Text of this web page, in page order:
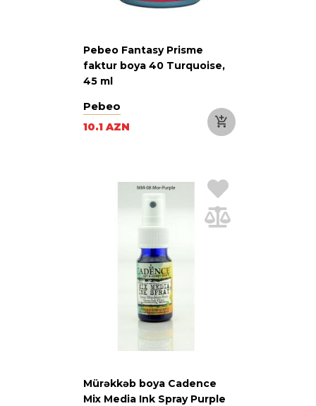
Pebeo Fantasy Prisme
faktur boya 40 Turquoise,
45 ml
Pebeo
10.1 AZN
Mürəkkəb boya Cadence
Mix Media Ink Spray Purple